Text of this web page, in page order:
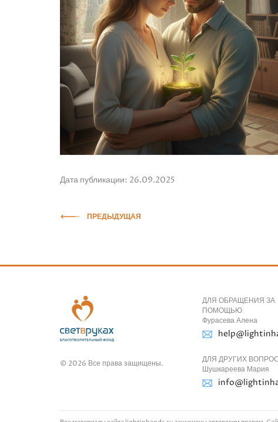
Дата публикации: 26.09.2025
ПРЕДЫДУЩАЯ
© 2026 Все права защищены.
ДЛЯ ОБРАЩЕНИЯ ЗА
ПОМОЩЬЮ
Фурасева Алена
ДЛЯ ДРУГИХ
Шушкареева Мария